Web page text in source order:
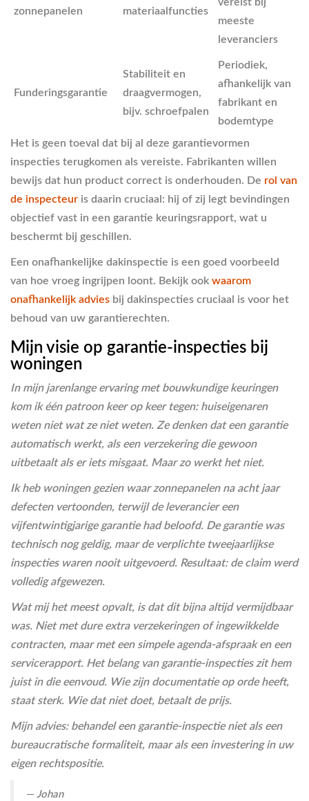
zonnepanelen materiaalfuncties
vereist bij
meeste
leveranciers
Funderingsgarantie
Stabiliteit en
draagvermogen,
bijv. schroefpalen
Periodiek,
afhankelijk van
fabrikant en
bodemtype
Het is geen toeval dat bij al deze garantievormen
inspecties terugkomen als vereiste. Fabrikanten willen
bewijs dat hun product correct is onderhouden. De rol van
de inspecteur is daarin cruciaal: hij of zij legt bevindingen
objectief vast in een garantie keuringsrapport, wat u
beschermt bij geschillen.
Een onafhankelijke dakinspectie is een goed voorbeeld
van hoe vroeg ingrijpen loont. Bekijk ook waarom
onafhankelijk advies bij dakinspecties cruciaal is voor het
behoud van uw garantierechten.
Mijn visie op garantie-inspecties bij
woningen
In mijn jarenlange ervaring met bouwkundige keuringen
kom ik één patroon keer op keer tegen: huiseigenaren
weten niet wat ze niet weten. Ze denken dat een garantie
automatisch werkt, als een verzekering die gewoon
uitbetaalt als er iets misgaat. Maar zo werkt het niet.
Ik heb woningen gezien waar zonnepanelen na acht jaar
defecten vertoonden, terwijl de leverancier een
vijfentwintigjarige garantie had beloofd. De garantie was
technisch nog geldig, maar de verplichte tweejaarlijkse
inspecties waren nooit uitgevoerd. Resultaat: de claim werd
volledig afgewezen.
Wat mij het meest opvalt, is dat dit bijna altijd vermijdbaar
was. Niet met dure extra verzekeringen of ingewikkelde
contracten, maar met een simpele agenda-afspraak en een
servicerapport. Het belang van garantie-inspecties zit hem
juist in die eenvoud. Wie zijn documentatie op orde heeft,
staat sterk. Wie dat niet doet, betaalt de prijs.
Mijn advies: behandel een garantie-inspectie niet als een
bureaucratische formaliteit, maar als een investering in uw
eigen rechtspositie.
— Johan